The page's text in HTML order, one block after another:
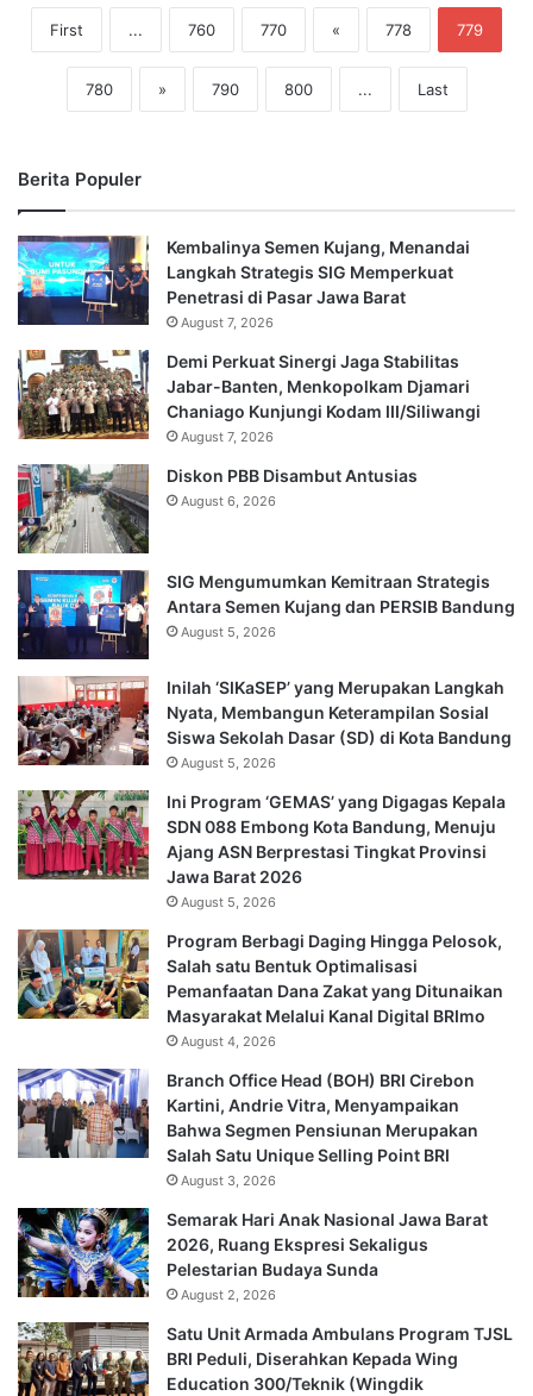
First ... 760 770 « 778 779
780 » 790 800 ... Last
Berita Populer
Kembalinya Semen Kujang, Menandai
Langkah Strategis SIG Memperkuat
Penetrasi di Pasar Jawa Barat
August 7, 2026
Demi Perkuat Sinergi Jaga Stabilitas
Jabar-Banten, Menkopolkam Djamari
Chaniago Kunjungi Kodam III/Siliwangi
August 7, 2026
Diskon PBB Disambut Antusias
August 6, 2026
SIG Mengumumkan Kemitraan Strategis
Antara Semen Kujang dan PERSIB Bandung
August 5, 2026
Inilah ‘SIKaSEP’ yang Merupakan Langkah
Nyata, Membangun Keterampilan Sosial
Siswa Sekolah Dasar (SD) di Kota Bandung
August 5, 2026
Ini Program ‘GEMAS’ yang Digagas Kepala
SDN 088 Embong Kota Bandung, Menuju
Ajang ASN Berprestasi Tingkat Provinsi
Jawa Barat 2026
August 5, 2026
Program Berbagi Daging Hingga Pelosok,
Salah satu Bentuk Optimalisasi
Pemanfaatan Dana Zakat yang Ditunaikan
Masyarakat Melalui Kanal Digital BRImo
August 4, 2026
Branch Office Head (BOH) BRI Cirebon
Kartini, Andrie Vitra, Menyampaikan
Bahwa Segmen Pensiunan Merupakan
Salah Satu Unique Selling Point BRI
August 3, 2026
Semarak Hari Anak Nasional Jawa Barat
2026, Ruang Ekspresi Sekaligus
Pelestarian Budaya Sunda
August 2, 2026
Satu Unit Armada Ambulans Program TJSL
BRI Peduli, Diserahkan Kepada Wing
Education 300/Teknik (Wingdik